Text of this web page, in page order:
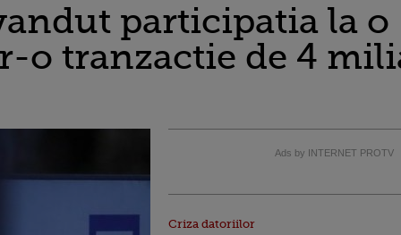
participatia la o
o tranzactie de 4
Ads by INTERNET PROTV
Criza datoriilor